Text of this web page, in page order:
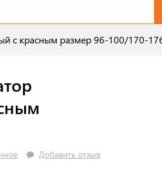
с красным размер 96-100/170-
Добавить отзыв